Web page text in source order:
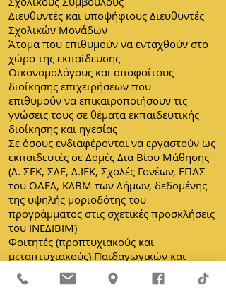
Διευθυντές και υποψήφιους Διευθυντές
Σχολικών Μονάδων
Άτομα που επιθυμούν να ενταχθούν στο
χώρο της εκπαίδευσης
Οικονομολόγους και αποφοίτους
διοίκησης επιχειρήσεων που
επιθυμούν να επικαιροποιήσουν τις
γνώσεις τους σε θέματα εκπαιδευτικής
διοίκησης και ηγεσίας
Σε όσους ενδιαφέρονται να εργαστούν ως
εκπαιδευτές σε Δομές Δια Βίου Μάθησης
(Δ. ΣΕΚ, ΣΔΕ, Δ.ΙΕΚ, Σχολές Γονέων, ΕΠΑΣ
του ΟΑΕΔ, ΚΔΒΜ των Δήμων, δεδομένης
της υψηλής μοριοδότης του
προγράμματος στις σχετικές προσκλήσεις
του ΙΝΕΔΙΒΙΜ)
Φοιτητές (προπτυχιακούς και
μεταπτυχιακούς) Παιδαγωγικών και
Καθηγητικών Σχολών
Οποιονδήποτε ενδιαφέρεται για την